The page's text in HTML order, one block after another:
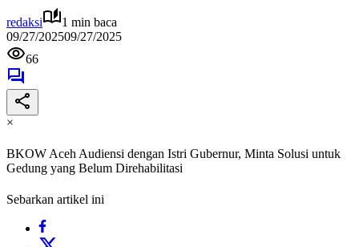
redaksi
1 min baca
09/27/202509/27/2025
66
×
BKOW Aceh Audiensi dengan Istri Gubernur, Minta Solusi untuk
Gedung yang Belum Direhabilitasi
Sebarkan artikel ini